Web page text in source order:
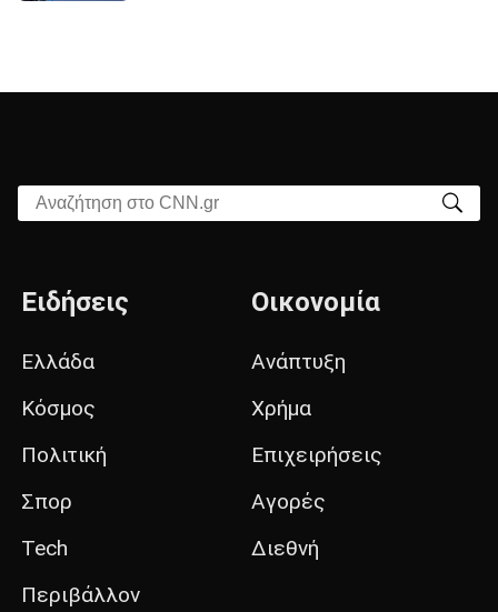
Αναζήτηση στο CNN.gr
Ειδήσεις
Ελλάδα
Κόσμος
Πολιτική
Σπορ
Tech
Περιβάλλον
Οικονομία
Ανάπτυξη
Χρήμα
Επιχειρήσεις
Αγορές
Διεθνή